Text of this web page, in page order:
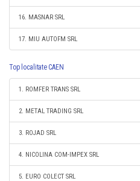
16. MASNAR SRL
17. MIU AUTOFM SRL
Top localitate CAEN
1. ROMFER TRANS SRL
2. METAL TRADING SRL
3. ROJAD SRL
4. NICOLINA COM-IMPEX SRL
5. EURO COLECT SRL